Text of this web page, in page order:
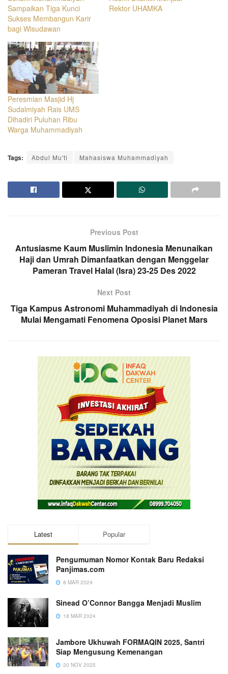
Sampaikan Tiga Kunci
Sukses Membangun Karir
bagi Wisudawan
Rektor UHAMKA
Peresmian Masjid Hj
Sudalmiyah Rais UMS
Dihadiri Puluhan Ribu
Warga Muhammadiyah
Tags: Abdul Mu'ti Mahasiswa Muhammadiyah
Previous Post
Antusiasme Kaum Muslimin Indonesia Menunaikan
Haji dan Umrah Dimanfaatkan dengan Menggelar
Pameran Travel Halal (Isra) 23-25 Des 2022
Next Post
Tiga Kampus Astronomi Muhammadiyah di Indonesia
Mulai Mengamati Fenomena Oposisi Planet Mars
Latest Popular
Pengumuman Nomor Kontak Baru Redaksi
Panjimas.com
8 MAR 2024
Sinead O’Connor Bangga Menjadi Muslim
18 MAR 2024
Jambore Ukhuwah FORMAQIN 2025, Santri
Siap Mengusung Kemenangan
20 NOV 2025